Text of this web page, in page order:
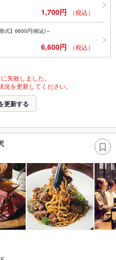
1,700円 （税込）
式】6600円(税込)～
6,600円 （税込）
失敗しました。
を更新してください。
更新する